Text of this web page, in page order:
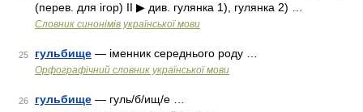
(перев. для ігор) II ▶ див. гулянка 1), гулянка 2) …
Словник синонімів української мови
25 гульбище — іменник середнього роду …
Орфографічний словник української мови
26 гульбище — гуль/б/ищ/е …